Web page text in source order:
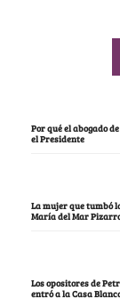
Por qué el abogado
el Presidente
La mujer que tumbó
María del Mar
Los opositores de
entró a la Casa